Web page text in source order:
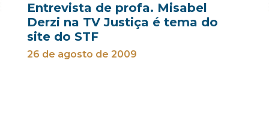
Entrevista de profa. Misabel
Derzi na TV Justiça é tema do
site do STF
26 de agosto de 2009